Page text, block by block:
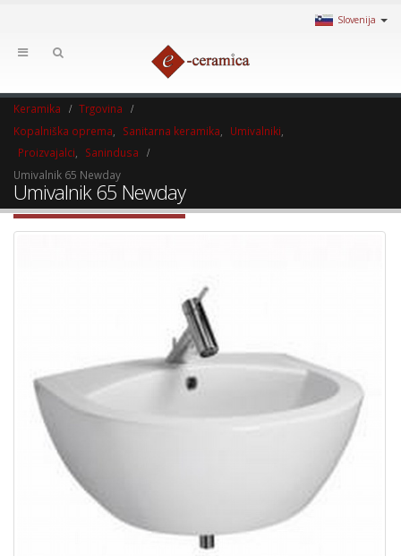
Slovenija
Keramika
Trgovina
Kopalniška oprema
Sanitarna keramika Umivalniki
Proizvajalci
Sanindusa
Umivalnik 65 Newday
Umivalnik 65 Newday